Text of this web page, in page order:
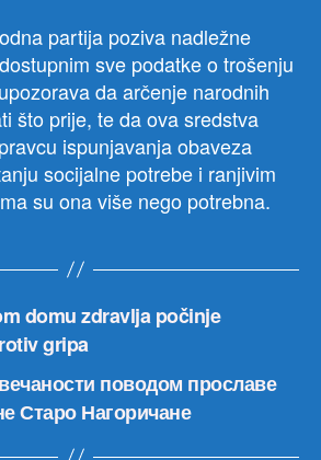
partija poziva nadležne
sve podatke o trošenju
da arčenje narodnih
što prije, te da ova sredstva
ispunjavanja obaveza
socijalne potrebe i ranjivim
su ona više nego potrebna.
domu zdravlja počinje
gripa
поводом прославе
Старо Нагоричане